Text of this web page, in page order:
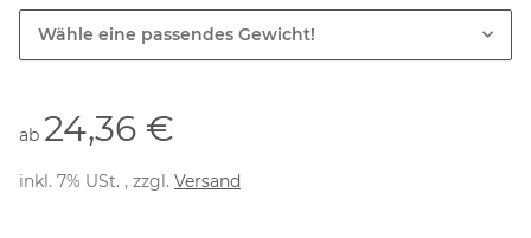
Wähle eine passendes Gewicht!
ab 24,36 €
inkl. 7% USt. , zzgl. Versand